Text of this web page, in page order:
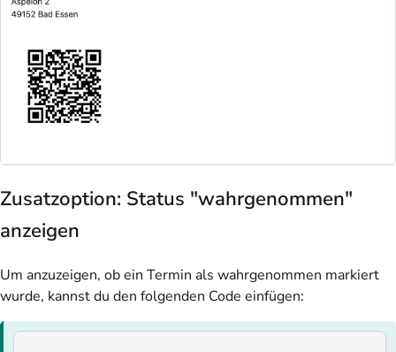
Zusatzoption: Status "wahrgenommen"
anzeigen
Um anzuzeigen, ob ein Termin als wahrgenommen markiert
wurde, kannst du den folgenden Code einfügen: